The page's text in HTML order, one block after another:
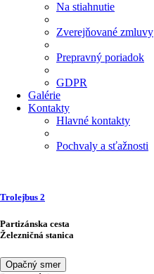
Na stiahnutie
Zverejňované zmluvy
Prepravný poriadok
GDPR
Galérie
Kontakty
Hlavné kontakty
Pochvaly a sťažnosti
Trolejbus 2
Partizánska cesta
Železničná stanica
Opačný smer